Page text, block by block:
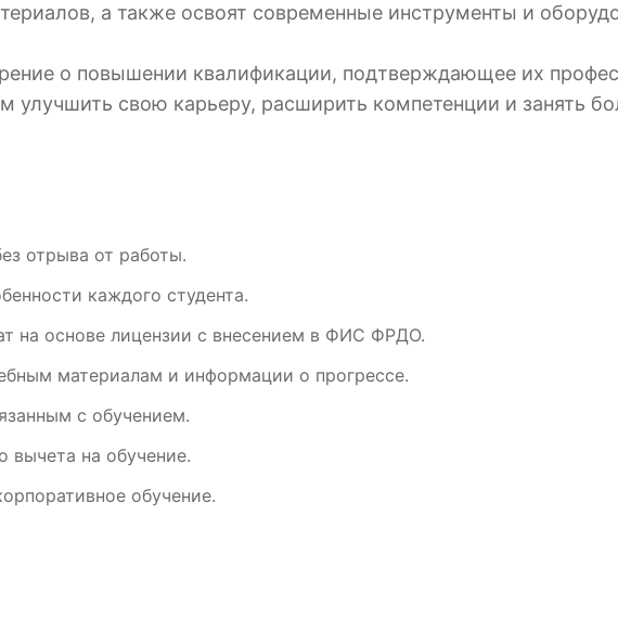
а также освоят современные инструменты и
о повышении квалификации, подтверждающее их
улучшить свою карьеру, расширить компетенции и занять
отрыва от работы.
каждого студента.
на основе лицензии с внесением в ФИС ФРДО.
материалам и информации о прогрессе.
с обучением.
вычета на обучение.
обучение.